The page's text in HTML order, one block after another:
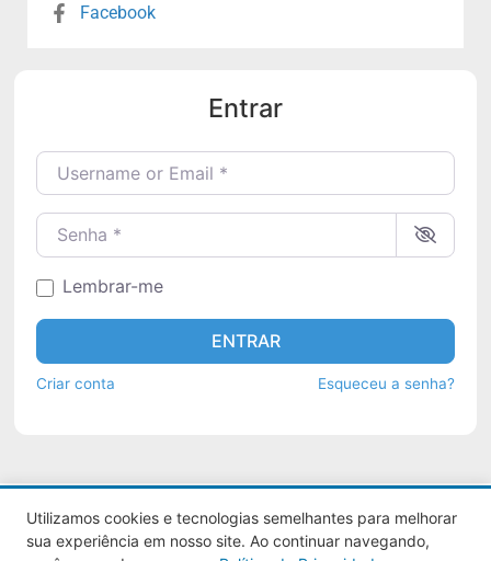
Facebook
Entrar
Username or Email*
Senha*
Lembrar-me
ENTRAR
Criar conta Esqueceu a senha?
Aquy 2026 © Todos os direitos
reservados.
Utilizamos cookies e tecnologias semelhantes para melhorar
sua experiência em nosso site. Ao continuar navegando,